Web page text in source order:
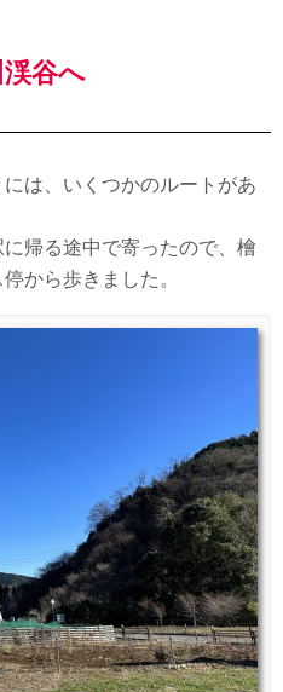
谷へ
は、いくつかのルートがあ
帰る途中で寄ったので、檜
から歩きました。